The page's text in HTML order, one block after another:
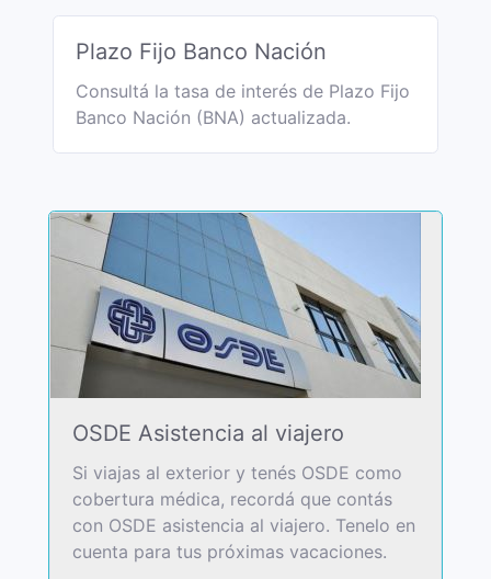
Plazo Fijo Banco Nación
Consultá la tasa de interés de Plazo Fijo
Banco Nación (BNA) actualizada.
OSDE Asistencia al viajero
Si viajas al exterior y tenés OSDE como
cobertura médica, recordá que contás
con OSDE asistencia al viajero. Tenelo en
cuenta para tus próximas vacaciones.